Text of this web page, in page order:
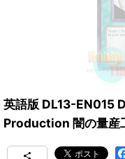
英語版 DL13-EN015
Production 闇の量産